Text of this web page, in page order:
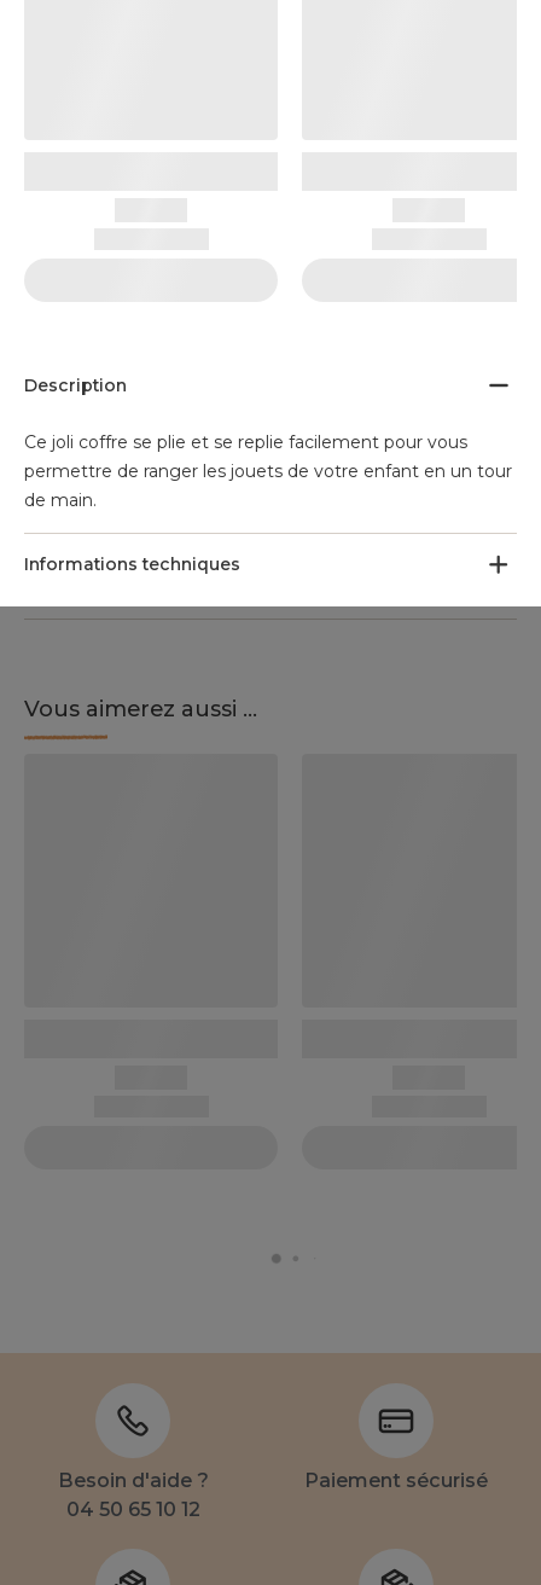
Description
Ce joli coffre se plie et se replie facilement pour vous
permettre de ranger les jouets de votre enfant en un tour
de main.
Informations techniques
Vous aimerez aussi ...
Besoin d'aide ?
04 50 65 10 12
Paiement sécurisé